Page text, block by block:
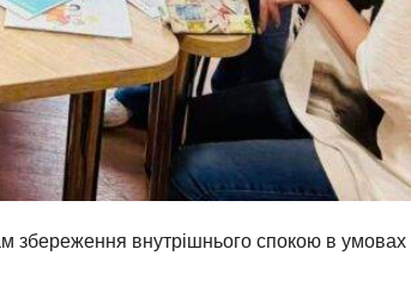
збереження внутрішнього спокою в умовах